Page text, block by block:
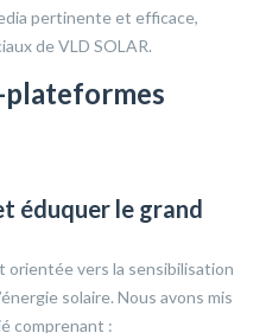
pertinente et efficace,
de VLD SOLAR.
éduquer le grand
orientée vers la sensibilisation
solaire. Nous avons mis
comprenant :